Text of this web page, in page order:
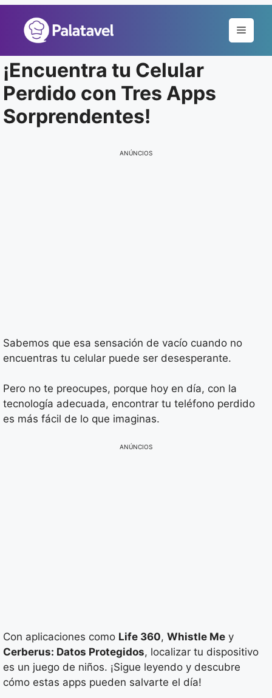
conteúdo
Menu
¡Encuentra tu Celular
Perdido con Tres Apps
Sorprendentes!
ANÚNCIOS
Sabemos que esa sensación de vacío cuando no
encuentras tu celular puede ser desesperante.
Pero no te preocupes, porque hoy en día, con la
tecnología adecuada, encontrar tu teléfono perdido
es más fácil de lo que imaginas.
ANÚNCIOS
Con aplicaciones como Life 360, Whistle Me y
Cerberus: Datos Protegidos, localizar tu dispositivo
es un juego de niños. ¡Sigue leyendo y descubre
cómo estas apps pueden salvarte el día!